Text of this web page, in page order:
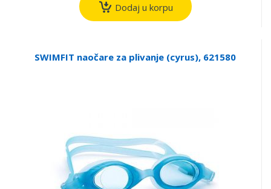
Dodaj u korpu
SWIMFIT naočare za plivanje (cyrus), 621580